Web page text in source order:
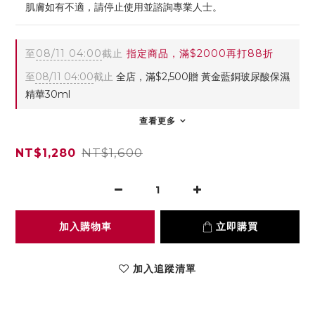
肌膚如有不適，請停止使用並諮詢專業人士。
至08/11 04:00截止 指定商品，滿$2000再打88折
至08/11 04:00截止 全店，滿$2,500贈 黃金藍銅玻尿酸保濕
精華30ml
查看更多
NT$1,280 NT$1,600
加入購物車 立即購買
加入追蹤清單